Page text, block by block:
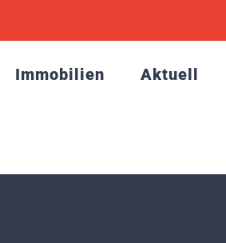
Immobilien Aktuell